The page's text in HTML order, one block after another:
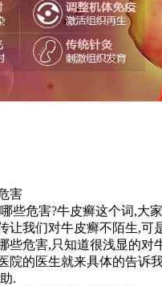
害
危害?牛皮癣这个词,大家
让我们对牛皮癣不陌生,可
些危害,只知道很浅显的对
院的医生就来具体的告诉
.